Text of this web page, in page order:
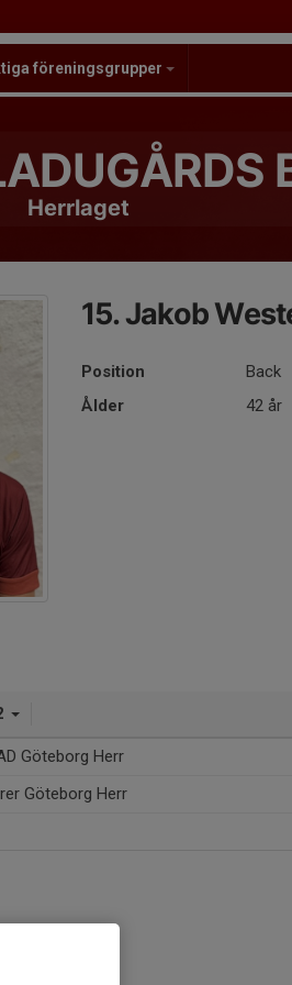
föreningsgrupper
Herrlaget
15. Jakob
Position
Back
Ålder
42 år
Göteborg Herr
Göteborg Herr